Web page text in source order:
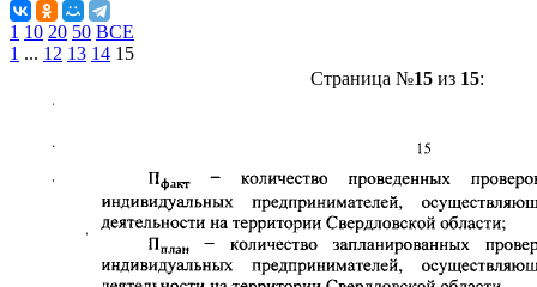
1 10 20 50 ВСЕ
1 ... 12 13 14 15
Страница №15из 15: